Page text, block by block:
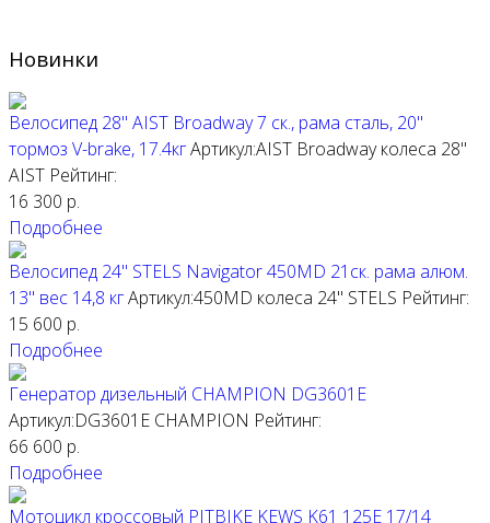
Новинки
Велосипед 28" AIST Broadway 7 ск., рама сталь, 20"
тормоз V-brake, 17.4кгАртикул:AIST Broadway колеса 28"
AIST Рейтинг:
16 300 р.
Подробнее
Велосипед 24" STELS Navigator 450MD 21ск. рама алюм.
13" вес 14,8 кгАртикул:450MD колеса 24" STELS Рейтинг:
15 600 р.
Подробнее
Генератор дизельный CHAMPION DG3601E
Артикул:DG3601E CHAMPION Рейтинг:
66 600 р.
Подробнее
Мотоцикл кроссовый PITBIKE KEWS K61 125E 17/14